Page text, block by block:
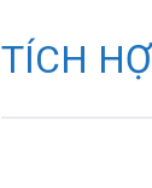
TÍCH